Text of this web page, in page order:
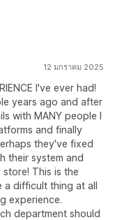
12 มกราคม 2025
I've ever had!
years ago and after
with MANY people I
and finally
they've fixed
their system and
store! This is the
a difficult thing at all
experience.
department should